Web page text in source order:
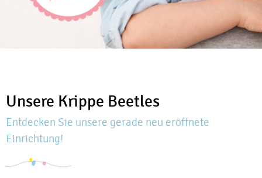
Unsere Krippe Beetles
Entdecken Sie unsere gerade neu eröffnete
Einrichtung!